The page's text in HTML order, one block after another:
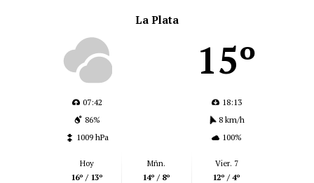
La Plata
15º
07:42
18:13
86%
8 km/h
1009 hPa
100%
Hoy
16º / 13º
Mñn.
14º / 8º
Vier. 7
12º / 4º